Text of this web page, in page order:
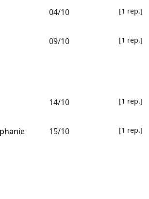
04/10 [1 rep.]
09/10 [1 rep.]
14/10 [1 rep.]
15/10 [1 rep.]